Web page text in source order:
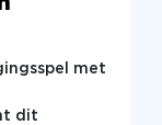
met
dit